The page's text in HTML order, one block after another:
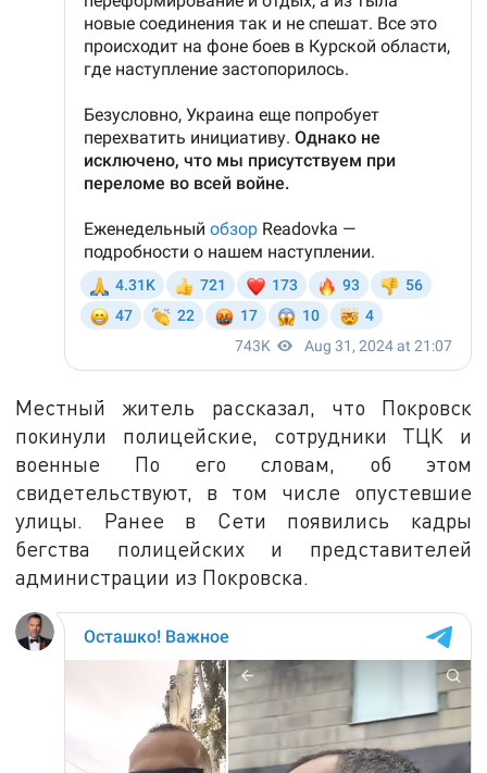
Местный житель рассказал, что Покровск
покинули полицейские, сотрудники ТЦК и
военные По его словам, об этом
свидетельствуют, в том числе опустевшие
улицы. Ранее в Сети появились кадры
бегства полицейских и представителей
администрации из Покровска.